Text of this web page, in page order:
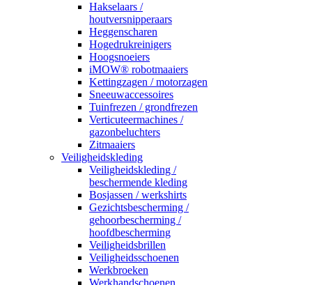
Hakselaars /
houtversnipperaars
Heggenscharen
Hogedrukreinigers
Hoogsnoeiers
iMOW® robotmaaiers
Kettingzagen / motorzagen
Sneeuwaccessoires
Tuinfrezen / grondfrezen
Verticuteermachines /
gazonbeluchters
Zitmaaiers
Veiligheidskleding
Veiligheidskleding /
beschermende kleding
Bosjassen / werkshirts
Gezichtsbescherming /
gehoorbescherming /
hoofdbescherming
Veiligheidsbrillen
Veiligheidsschoenen
Werkbroeken
Werkhandschoenen